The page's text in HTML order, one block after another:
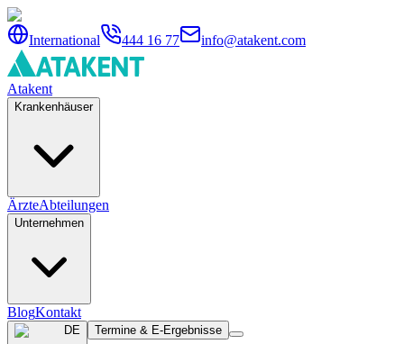
International 444 16 77 info@atakent.com
Atakent
Krankenhäuser
ÄrzteAbteilungen
Unternehmen
BlogKontakt
DE Termine & E-Ergebnisse